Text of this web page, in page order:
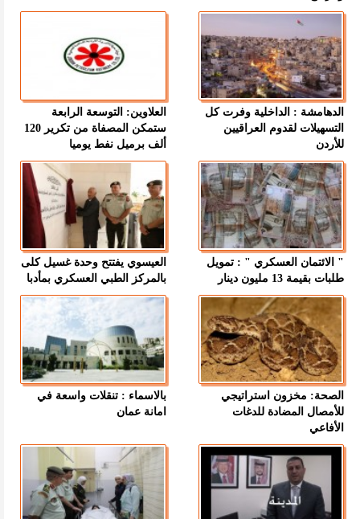
الدهامشة : الداخلية وفرت كل
التسهيلات لقدوم العراقيين
للأردن
العلاوين: التوسعة الرابعة
ستمكن المصفاة من تكرير 120
ألف برميل نفط يوميا
" الائتمان العسكري " : تمويل
طلبات بقيمة 13 مليون دينار
العيسوي يفتتح وحدة غسيل كلى
بالمركز الطبي العسكري بمأدبا
الصحة: مخزون استراتيجي
للأمصال المضادة للدغات
الأفاعي
بالاسماء : تنقلات واسعة في
امانة عمان